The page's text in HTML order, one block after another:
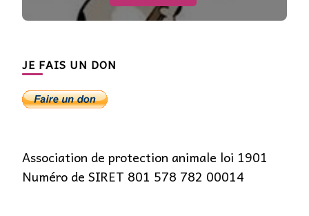
JE FAIS UN DON
Association de protection animale loi 1901
Numéro de SIRET 801 578 782 00014